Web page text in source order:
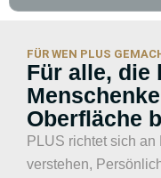
FÜR WEN PLUS
Für alle, die
Oberfläche
PLUS richtet sich
verstehen,